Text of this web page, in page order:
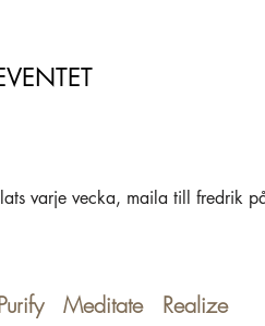
varje vecka, maila till fredrik
Meditate Realize